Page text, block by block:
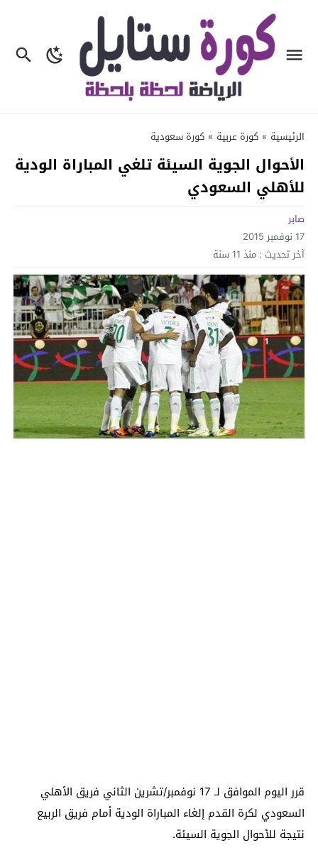
الرئيسية » كورة عربية » كورة سعودية
الأحوال الجوية السيئة تلغي المباراة الودية
للأهلي السعودي
صابر
17 نوفمبر 2015
آخر تحديث : منذ 11 سنة
قرر اليوم الموافق لـ 17 نوفمبر/تشرين الثاني فريق الأهلي
السعودي لكرة القدم إلغاء المباراة الودية أمام فريق الربيع
نتيجة للأحوال الجوية السيئة.